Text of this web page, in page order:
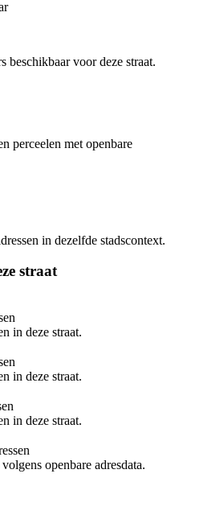
beschikbaar voor deze straat.
perceelen met openbare
in dezelfde stadscontext.
straat
in deze straat.
in deze straat.
in deze straat.
openbare adresdata.